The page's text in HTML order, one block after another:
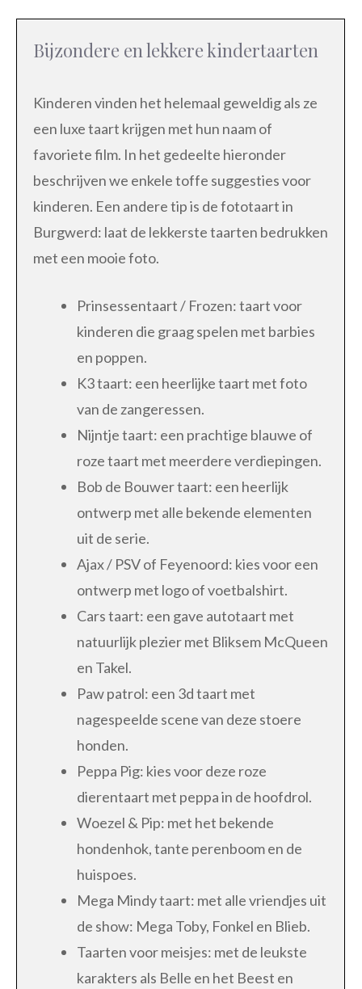
Bijzondere en lekkere kindertaarten
Kinderen vinden het helemaal geweldig als ze
een luxe taart krijgen met hun naam of
favoriete film. In het gedeelte hieronder
beschrijven we enkele toffe suggesties voor
kinderen. Een andere tip is de fototaart in
Burgwerd: laat de lekkerste taarten bedrukken
met een mooie foto.
Prinsessentaart / Frozen: taart voor
kinderen die graag spelen met barbies
en poppen.
K3 taart: een heerlijke taart met foto
van de zangeressen.
Nijntje taart: een prachtige blauwe of
roze taart met meerdere verdiepingen.
Bob de Bouwer taart: een heerlijk
ontwerp met alle bekende elementen
uit de serie.
Ajax / PSV of Feyenoord: kies voor een
ontwerp met logo of voetbalshirt.
Cars taart: een gave autotaart met
natuurlijk plezier met Bliksem McQueen
en Takel.
Paw patrol: een 3d taart met
nagespeelde scene van deze stoere
honden.
Peppa Pig: kies voor deze roze
dierentaart met peppa in de hoofdrol.
Woezel & Pip: met het bekende
hondenhok, tante perenboom en de
huispoes.
Mega Mindy taart: met alle vriendjes uit
de show: Mega Toby, Fonkel en Blieb.
Taarten voor meisjes: met de leukste
karakters als Belle en het Beest en